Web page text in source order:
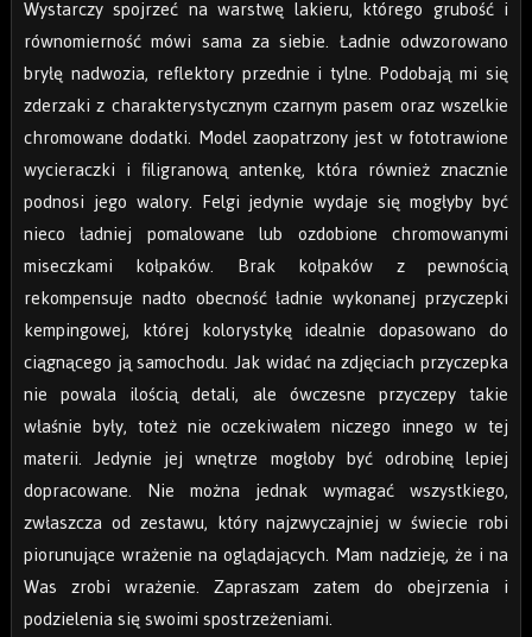
Wystarczy spojrzeć na warstwę lakieru, którego grubość i
równomierność mówi sama za siebie. Ładnie odwzorowano
bryłę nadwozia, reflektory przednie i tylne. Podobają mi się
zderzaki z charakterystycznym czarnym pasem oraz wszelkie
chromowane dodatki. Model zaopatrzony jest w fototrawione
wycieraczki i filigranową antenkę, która również znacznie
podnosi jego walory. Felgi jedynie wydaje się mogłyby być
nieco ładniej pomalowane lub ozdobione chromowanymi
miseczkami kołpaków. Brak kołpaków z pewnością
rekompensuje nadto obecność ładnie wykonanej przyczepki
kempingowej, której kolorystykę idealnie dopasowano do
ciągnącego ją samochodu. Jak widać na zdjęciach przyczepka
nie powala ilością detali, ale ówczesne przyczepy takie
właśnie były, toteż nie oczekiwałem niczego innego w tej
materii. Jedynie jej wnętrze mogłoby być odrobinę lepiej
dopracowane. Nie można jednak wymagać wszystkiego,
zwłaszcza od zestawu, który najzwyczajniej w świecie robi
piorunujące wrażenie na oglądających. Mam nadzieję, że i na
Was zrobi wrażenie. Zapraszam zatem do obejrzenia i
podzielenia się swoimi spostrzeżeniami.